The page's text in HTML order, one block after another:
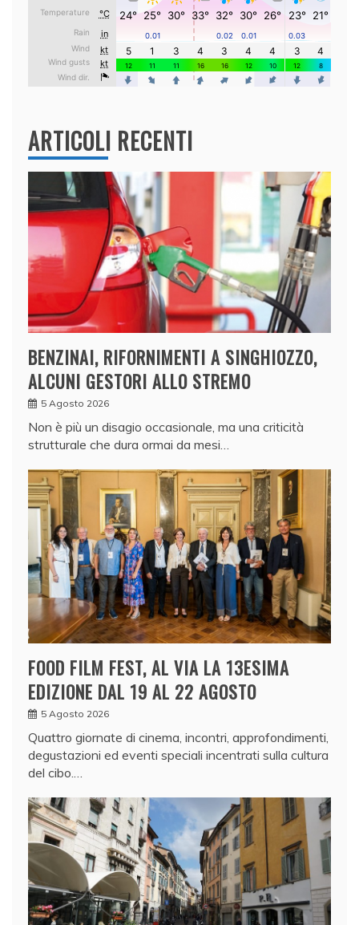
ARTICOLI RECENTI
BENZINAI, RIFORNIMENTI A SINGHIOZZO,
ALCUNI GESTORI ALLO STREMO
5 Agosto 2026
Non è più un disagio occasionale, ma una criticità
strutturale che dura ormai da mesi…
FOOD FILM FEST, AL VIA LA 13ESIMA
EDIZIONE DAL 19 AL 22 AGOSTO
5 Agosto 2026
Quattro giornate di cinema, incontri, approfondimenti,
degustazioni ed eventi speciali incentrati sulla cultura
del cibo.…